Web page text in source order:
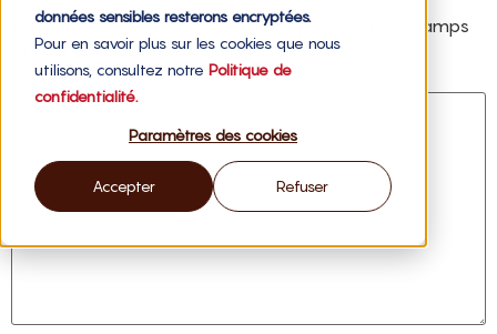
données sensibles resterons encryptées.
Pour en savoir plus sur les cookies que nous
utilisons, consultez notre Politique de
confidentialité.
Paramètres des cookies
Accepter Refuser
Votre adresse e-mail ne sera pas publiée.
Les champs
obligatoires sont indiqués avec *
Commentaire*